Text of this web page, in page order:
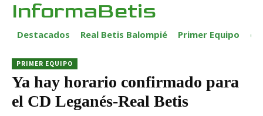
InformaBetis
Destacados Real Betis Balompié Primer Equipo
PRIMER EQUIPO
Ya hay horario confirmado para
el CD Leganés-Real Betis